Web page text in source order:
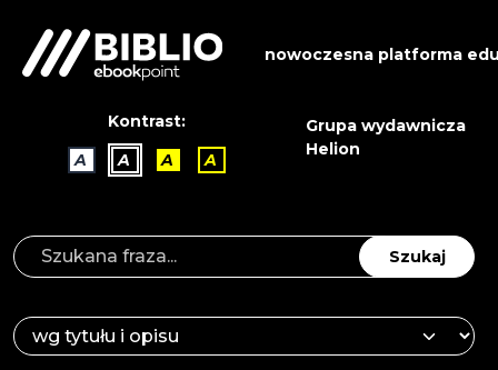
nowoczesna platforma
Kontrast:
A
A A A
Grupa wydawnicza
Helion
Szukaj